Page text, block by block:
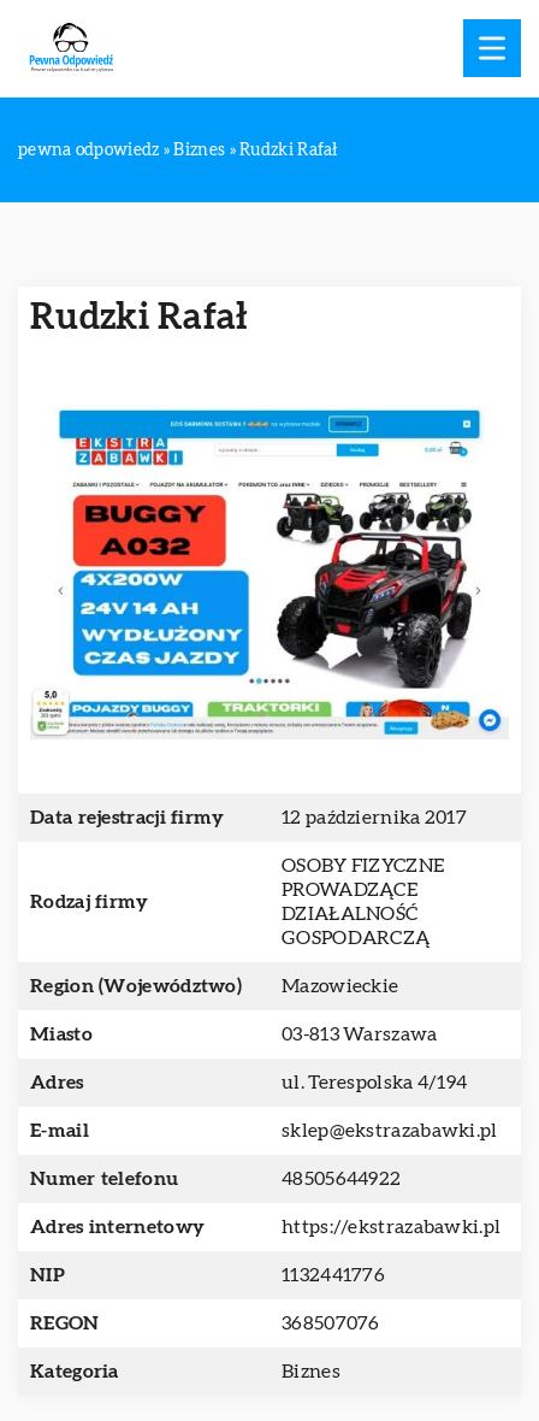
pewna odpowiedz »Biznes »Rudzki Rafał
Rudzki Rafał
Data rejestracji firmy 12 października 2017
Rodzaj firmy
OSOBY FIZYCZNE
PROWADZĄCE
DZIAŁALNOŚĆ
GOSPODARCZĄ
Region (Województwo) Mazowieckie
Miasto 03-813 Warszawa
Adres ul. Terespolska 4/194
E-mail sklep@ekstrazabawki.pl
Numer telefonu 48505644922
Adres internetowy https://ekstrazabawki.pl
NIP 1132441776
REGON 368507076
Kategoria Biznes